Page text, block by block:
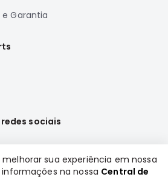
Garantia
sociais
sua experiência em nossa
na nossa Central de